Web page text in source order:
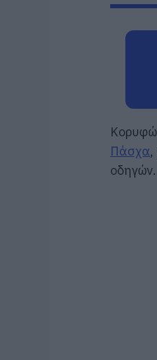
Πάσχα,
οδηγών.